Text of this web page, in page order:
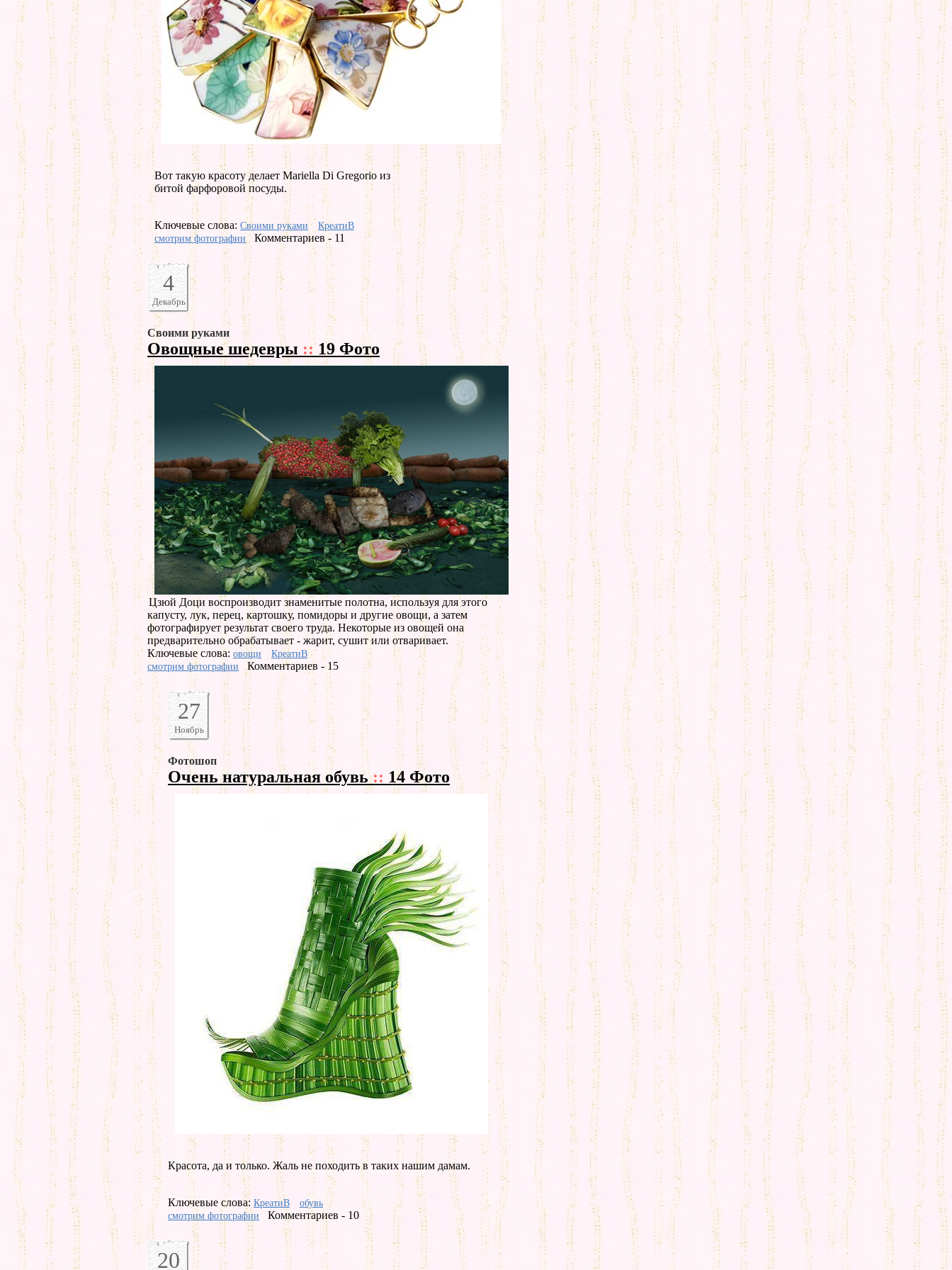
Вот такую красоту делает Mariella Di Gregorio из
битой фарфоровой посуды.
Ключевые слова: Своими руками
КреатиВ
смотрим фотографии
Комментариев - 11
4
Декабрь
Своими руками
Овощные шедевры ::19 Фото
Цзюй Доци воспроизводит знаменитые полотна, используя для этого
капусту, лук, перец, картошку, помидоры и другие овощи, а затем
фотографирует результат своего труда. Некоторые из овощей она
предварительно обрабатывает - жарит, сушит или отваривает.
Ключевые слова: овощи
КреатиВ
смотрим фотографии
Комментариев - 15
27
Ноябрь
Фотошоп
Очень натуральная обувь:: 14 Фото
Красота, да и только. Жаль не походить в таких нашим дамам.
Ключевые слова:КреатиВ
обувь
смотрим фотографии
Комментариев - 10
20